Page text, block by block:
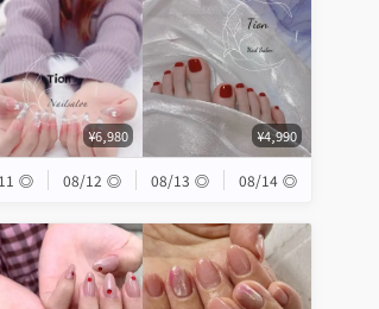
¥6,980 ¥4,990
◎ 08/12 ◎ 08/13 ◎ 08/14 ◎